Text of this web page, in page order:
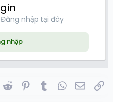
nhập tại đây
nhập
Reddit Pinterest
Tumblr WhatsApp
Email